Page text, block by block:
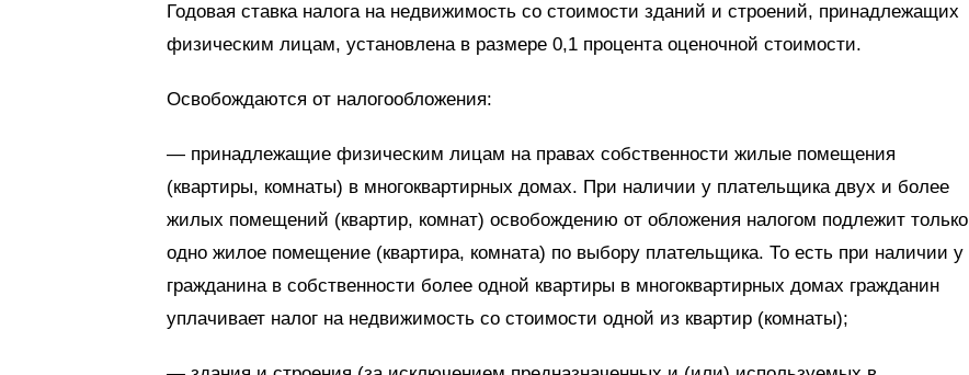
Годовая ставка налога на недвижимость со стоимости зданий и строений, принадлежащих
физическим лицам, установлена в размере 0,1 процента оценочной стоимости.
Освобождаются от на­ло­го­об­ложения:
— принадлежащие физическим лицам на правах собственности жилые помещения
(квартиры, комнаты) в многоквартирных домах. При наличии у плательщика двух и более
жилых помещений (квартир, комнат) освобождению от обложения налогом подлежит только
одно жилое помещение (квартира, комната) по выбору плательщика. То есть при наличии у
гражданина в собственности более одной квартиры в многоквартирных домах гражданин
уплачивает налог на недвижимость со стоимости одной из квартир (комнаты);